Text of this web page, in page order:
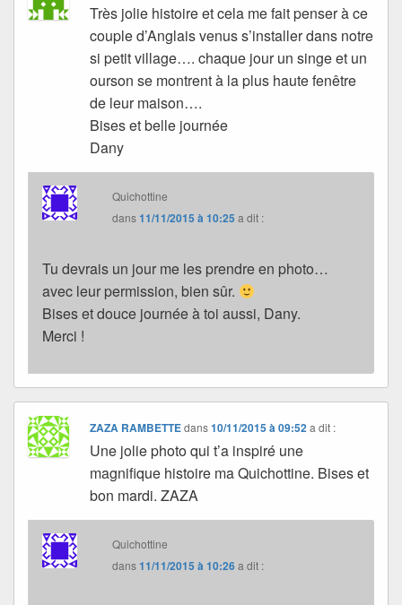
Très jolie histoire et cela me fait penser à ce
couple d’Anglais venus s’installer dans notre
si petit village…. chaque jour un singe et un
ourson se montrent à la plus haute fenêtre
de leur maison….
Bises et belle journée
Dany
Quichottine
dans11/11/2015 à 10:25 a dit :
Tu devrais un jour me les prendre en photo…
avec leur permission, bien sûr.
Bises et douce journée à toi aussi, Dany.
Merci !
ZAZA RAMBETTEdans10/11/2015 à 09:52 a dit :
Une jolie photo qui t’a inspiré une
magnifique histoire ma Quichottine. Bises et
bon mardi. ZAZA
Quichottine
dans11/11/2015 à 10:26a dit :